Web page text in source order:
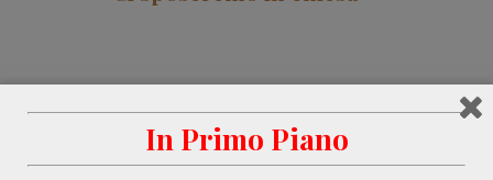
6° INCONTRO:
Ci sposeremo in chiesa –
In Primo Piano